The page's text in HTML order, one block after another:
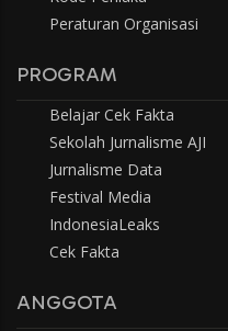
Peraturan Organisasi
PROGRAM
Belajar Cek Fakta
Sekolah Jurnalisme AJI
Jurnalisme Data
Festival Media
IndonesiaLeaks
Cek Fakta
ANGGOTA